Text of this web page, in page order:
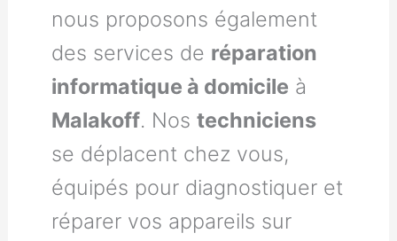
nous proposons également
des services de réparation
informatique à domicile à
Malakoff. Nostechniciens
se déplacent chez vous,
équipés pour diagnostiquer et
réparer vos appareils sur